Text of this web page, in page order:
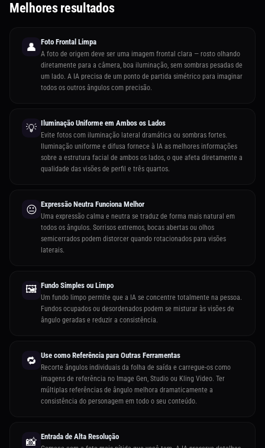
Melhores resultados
👤 Foto Frontal Limpa
A foto de origem deve ser uma imagem frontal clara — rosto olhando
diretamente para a câmera, boa iluminação, sem sombras pesadas de
um lado. A IA precisa de um ponto de partida simétrico para imaginar
todos os outros ângulos com precisão.
💡 Iluminação Uniforme em Ambos os Lados
Evite fotos com iluminação lateral dramática ou sombras fortes.
Iluminação uniforme e difusa fornece à IA as melhores informações
sobre a estrutura facial de ambos os lados, o que afeta diretamente a
qualidade das visões de perfil e três quartos.
😐 Expressão Neutra Funciona Melhor
Uma expressão calma e neutra se traduz de forma mais natural em
todos os ângulos. Sorrisos extremos, bocas abertas ou olhos
semicerrados podem distorcer quando rotacionados para visões
laterais.
🖼️ Fundo Simples ou Limpo
Um fundo limpo permite que a IA se concentre totalmente na pessoa.
Fundos ocupados ou desordenados podem se misturar às visões de
ângulo geradas e reduzir a consistência.
🔁 Use como Referência para Outras Ferramentas
Recorte ângulos individuais da folha de saída e carregue-os como
imagens de referência no Image Gen, Studio ou Kling Video. Ter
múltiplas referências de ângulo melhora dramaticamente a
consistência do personagem em todo o seu conteúdo.
📸 Entrada de Alta Resolução